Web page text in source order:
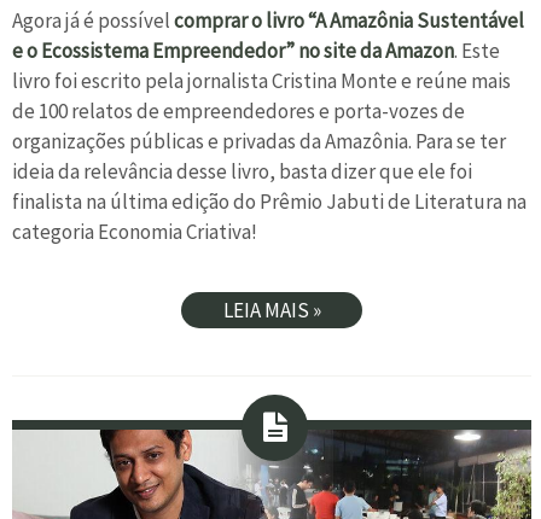
Agora já é possívelcomprar o livro “A Amazônia Sustentável
e o Ecossistema Empreendedor” no site da Amazon. Este
livro foi escrito pela jornalista Cristina Monte e reúne mais
de 100 relatos de empreendedores e porta-vozes de
organizações públicas e privadas da Amazônia. Para se ter
ideia da relevância desse livro, basta dizer que ele foi
finalista na última edição do Prêmio Jabuti de Literatura na
categoria Economia Criativa!
LEIA MAIS »